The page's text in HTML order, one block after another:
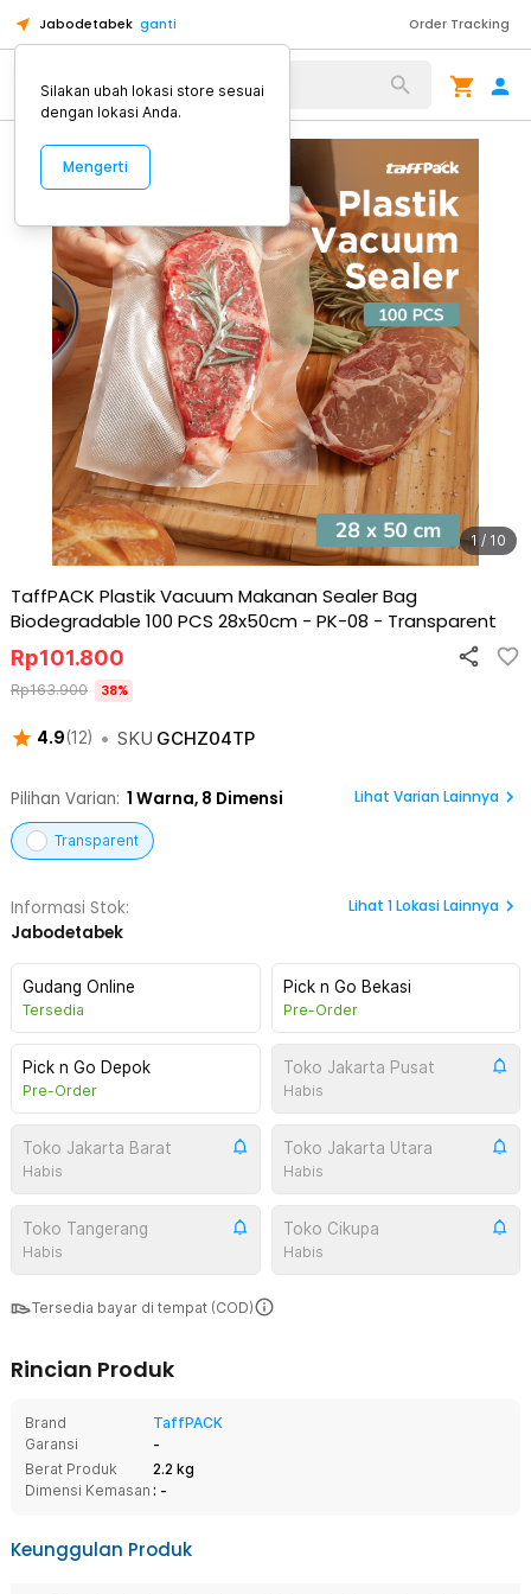
Jabodetabek ganti Order Tracking
Alat Kopi
1 / 10
TaffPACK Plastik Vacuum Makanan Sealer Bag
Biodegradable 100 PCS 28x50cm - PK-08 - Transparent
4.9(12) • SKU GCHZ04TP
Rp101.800
Rp163.900 38%
Pilihan Varian: 1 Warna, 8 Dimensi Lihat Varian Lainnya
Transparent
Informasi Stok:
Jabodetabek
Lihat 1Lokasi Lainnya
Gudang Online
Tersedia
Pick n Go Bekasi
Pre-Order
Pick n Go Depok
Pre-Order
Toko Jakarta Pusat
Habis
Toko Jakarta Barat
Habis
Toko Jakarta Utara
Habis
Toko Tangerang
Habis
Toko Cikupa
Habis
Tersedia bayar di tempat (COD)
Rincian Produk
Brand
TaffPACK
Garansi
-
Berat Produk
2.2 kg
Dimensi Kemasan : -
Keunggulan Produk
Silakan ubah lokasi store sesuai
dengan lokasi Anda.
Mengerti